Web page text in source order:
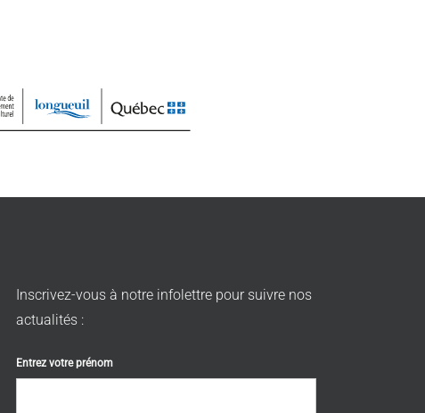
Inscrivez-vous à notre infolettre pour suivre nos
actualités :
Entrez votre prénom